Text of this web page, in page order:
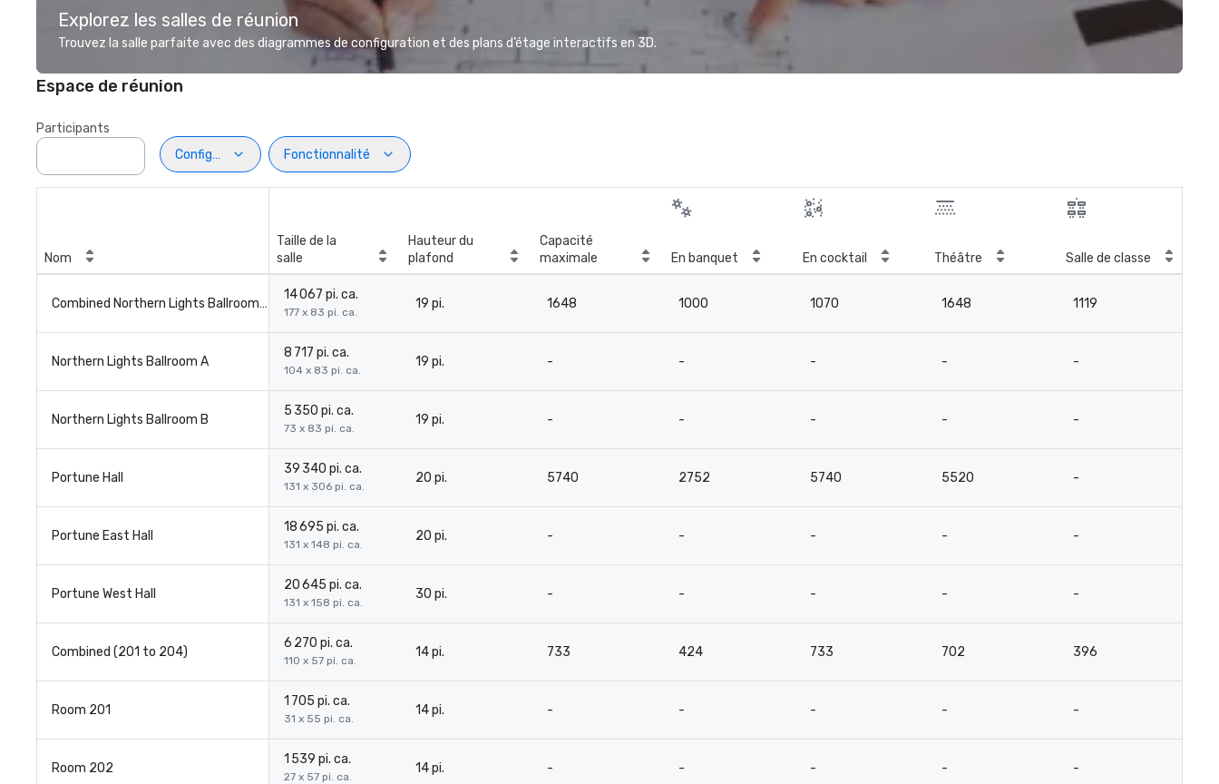
Explorez les salles de réunion
Trouvez la salle parfaite avec des diagrammes de configuration et des plans d’étage interactifs en 3D.
Espace de réunion
Participants
Configuration
Fonctionnalité
Nom
Taille de la
salle
Hauteur du
plafond
Capacité
maximale
En banquet En cocktail Théâtre Salle de classe
Combined Northern Lights Ballroom A & B
14 067 pi. ca.
177 x 83 pi. ca.
19 pi. 1648 1000 1070 1648 1119
Northern Lights Ballroom A
8 717 pi. ca.
104 x 83 pi. ca.
19 pi. - - - - -
Northern Lights Ballroom B
5 350 pi. ca.
73 x 83 pi. ca.
19 pi. - - - - -
Portune Hall
39 340 pi. ca.
131 x 306 pi. ca.
20 pi. 5740 2752 5740 5520 -
Portune East Hall
18 695 pi. ca.
131 x 148 pi. ca.
20 pi. - - - - -
Portune West Hall
20 645 pi. ca.
131 x 158 pi. ca.
30 pi. - - - - -
Combined (201 to 204)
6 270 pi. ca.
110 x 57 pi. ca.
14 pi. 733 424 733 702 396
Room 201
1 705 pi. ca.
31 x 55 pi. ca.
14 pi. - - - - -
Room 202
1 539 pi. ca.
27 x 57 pi. ca.
14 pi. - - - - -